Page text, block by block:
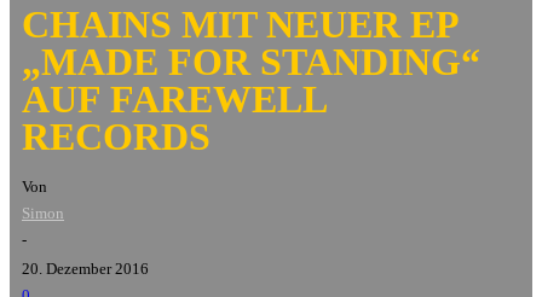
CHAINS MIT NEUER EP
„MADE FOR STANDING“
AUF FAREWELL
RECORDS
Von
Simon
-
20. Dezember 2016